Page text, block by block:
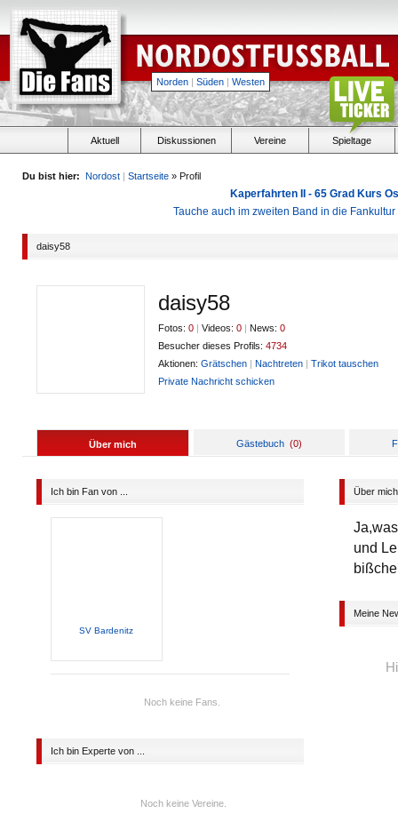
Norden | Süden | Westen
Aktuell Diskussionen Vereine Spieltage
Du bist hier: Nordost | Startseite » Profil
Kaperfahrten II - 65 Grad Kurs
Tauche auch im zweiten Band in die
daisy58
daisy58
Fotos: 0 | Videos: 0 | News: 0
Besucher dieses Profils: 4734
Aktionen: Grätschen | Nachtreten | Trikot tauschen
Private Nachricht schicken
Über mich Gästebuch (0)
Ich bin Fan von ...
SV Bardenitz
Noch keine Fans.
Ich bin Experte von ...
Noch keine Vereine.
Über mich
und
Meine